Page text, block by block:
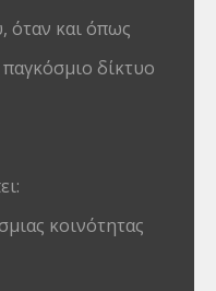
όταν και όπως
δίκτυο
κοινότητας